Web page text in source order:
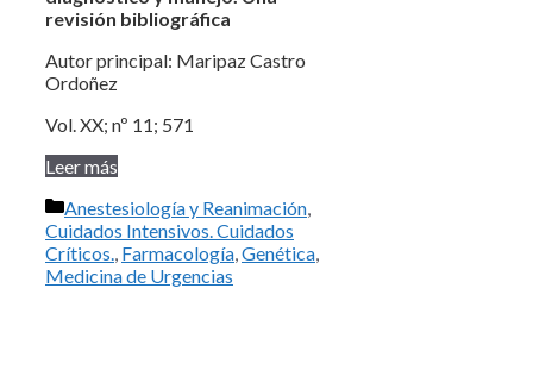
revisión bibliográfica
Autor principal: Maripaz Castro
Ordoñez
Vol. XX; nº 11; 571
Leer más
Categorías
Anestesiología y Reanimación,
Cuidados Intensivos. Cuidados
Críticos., Farmacología,Genética,
Medicina de Urgencias